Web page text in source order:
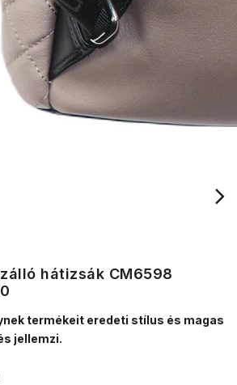
hátizsák CM6598
termékeit eredeti stílus és magas
jellemzi.